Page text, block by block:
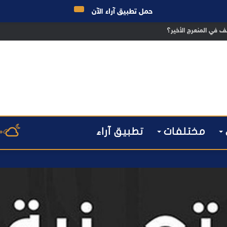
هل أصبحت إدارة الأزمات خارج أولويات الفاعلين السياسيين؟
مختلفات تطبيق آراء
حمل تطبيق آراء الآن